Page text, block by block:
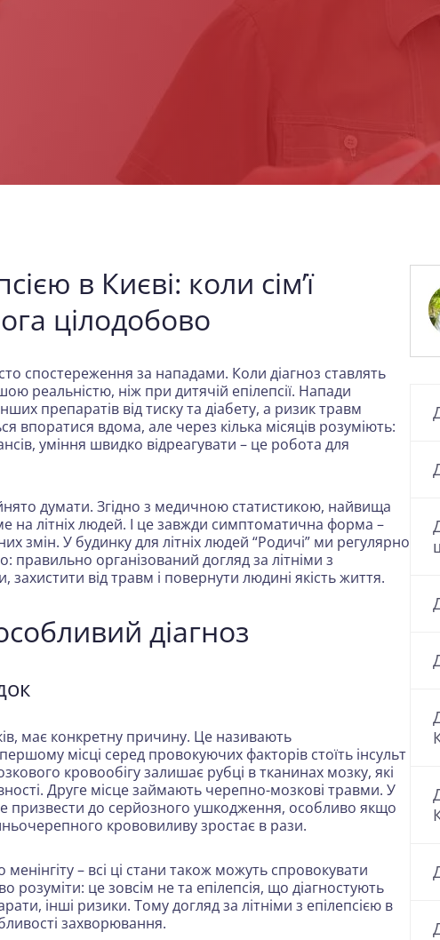
в Києві: коли сім’ї
цілодобово
спостереження за нападами. Коли діагноз ставлять
реальністю, ніж при дитячій епілепсії. Напади
препаратів від тиску та діабету, а ризик травм
впоратися вдома, але через кілька місяців розуміють:
уміння швидко відреагувати – це робота для
думати. Згідно з медичною статистикою, найвища
на літніх людей. І це завжди симптоматична форма –
змін. У будинку для літніх людей “Родичі” ми регулярно
організований догляд за літніми з
від травм і повернути людині якість життя.
діагноз
має конкретну причину. Це називають
місці серед провокуючих факторів стоїть інсульт
кровообігу залишає рубці в тканинах мозку, які
Друге місце займають черепно-мозкові травми. У
призвести до серйозного ушкодження, особливо якщо
крововиливу зростає в рази.
– всі ці стани також можуть спровокувати
це зовсім не та епілепсія, що діагностують
інші ризики. Тому догляд за літніми з епілепсією в
захворювання.